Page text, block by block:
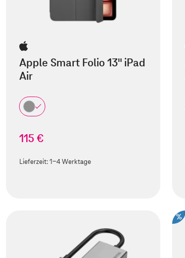
Apple Smart Folio 13" iPad
Air
115 €
Lieferzeit:1-4 Werktage
%